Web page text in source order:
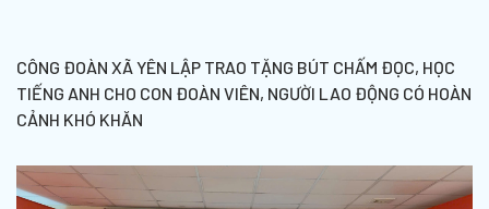
CÔNG ĐOÀN XÃ YÊN LẬP TRAO TẶNG BÚT CHẤM ĐỌC, HỌC
TIẾNG ANH CHO CON ĐOÀN VIÊN, NGƯỜI LAO ĐỘNG CÓ HOÀN
CẢNH KHÓ KHĂN